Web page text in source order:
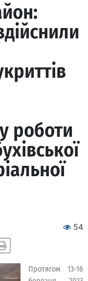
роботи
54
Протягом 13-16